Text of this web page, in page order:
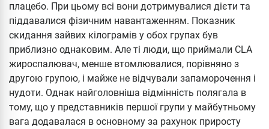
плацебо. При цьому всі вони дотримувалися дієти та
піддавалися фізичним навантаженням. Показник
скидання зайвих кілограмів у обох групах був
приблизно однаковим. Але ті люди, що приймали CLA
жироспалювач, менше втомлювалися, порівняно з
другою групою, і майже не відчували запаморочення і
нудоти. Однак найголовніша відмінність полягала в
тому, що у представників першої групи у майбутньому
вага додавалася в основному за рахунок приросту